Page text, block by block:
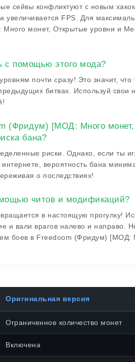
сейвы конфликтуют с новым
увеличивается FPS. Для
монет, Открытые уровни и
с помощью этого мода?
почти сразу! Это значит,
битвах. Используй свои
(Фридум) [МОД: Много
бана?
риски. Однако, если ты
вероятность бана
о последствиях!
читов и модификаций?
в настоящую прогулку!
и вали врагов налево и направо.
боев в Freedoom (Фридум) [МОД:
Оригинальная версия
Ограниченное количество монет
Включена